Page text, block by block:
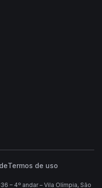
Termos de uso
– 4º andar – Vila Olímpia, São